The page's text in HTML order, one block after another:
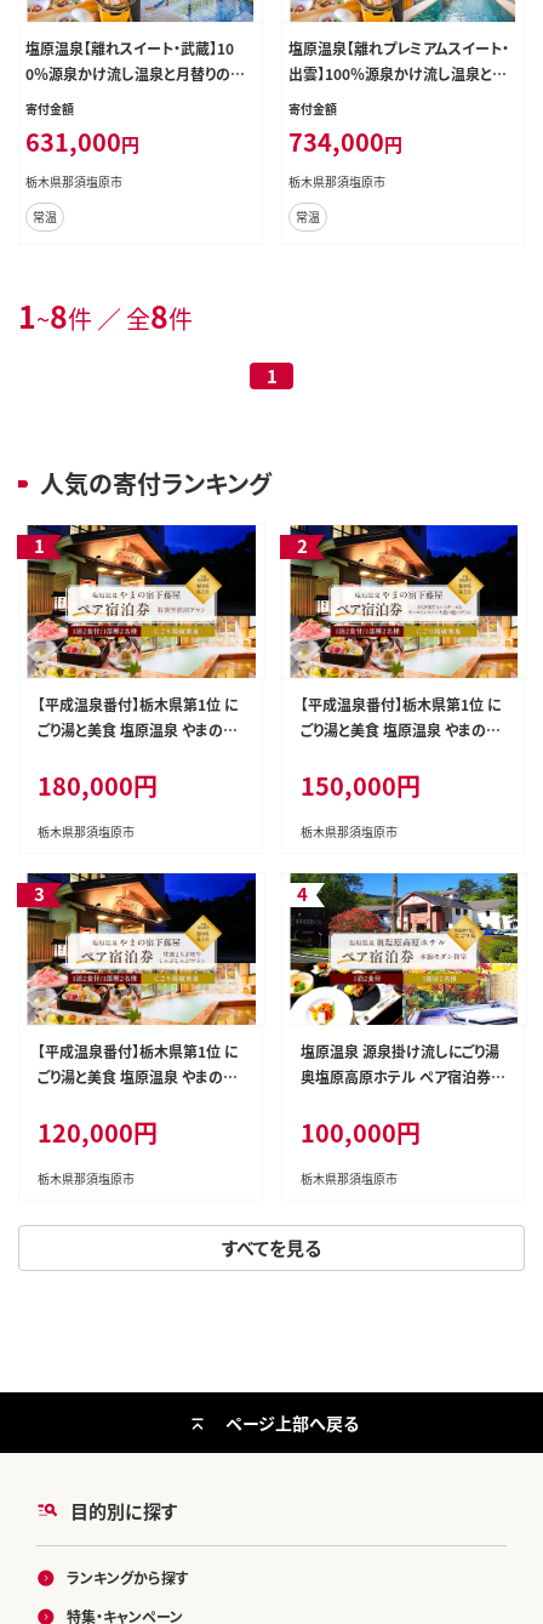
塩原温泉【離れスイート・武蔵】10
0％源泉かけ流し温泉と月替りのこ
だわり懐石コース1泊2食付き・ペア
002
寄付金額
631,000円
栃木県那須塩原市
常温
塩原温泉【離れプレミアムスイート・
出雲】100％源泉かけ流し温泉と月
替りのこだわり懐石コース1泊2食付
ns014-001
寄付金額
734,000円
栃木県那須塩原市
常温
1~8件 ／ 全8件
1
人気の寄付ランキング
すべてを見る
【平成温泉番付】栃木県第1位 に
ごり湯と美食 塩原温泉 やまの宿
と納税ペア宿泊利用券(1泊2食
付き) 54,000円券【 旅行 体験・
チケット 栃木県 那須塩原市 】 n
180,000円
栃木県那須塩原市
【平成温泉番付】栃木県第1位 に
ごり湯と美食 塩原温泉 やまの宿
とサーロインステーキ食べ較べ
プラン ふるさと納税ペア宿泊利
用券(1泊2食付き) 45,000円券【
塩原市 】 ns018-002
150,000円
栃木県那須塩原市
【平成温泉番付】栃木県第1位 に
ごり湯と美食 塩原温泉 やまの宿
ゃぶプラン ふるさと納税ペア宿
泊利用券(1泊2食付き) 36,000
円券【 旅行 体験・チケット 栃木
120,000円
栃木県那須塩原市
塩原温泉 源泉掛け流しにごり湯
奥塩原高原ホテル ペア宿泊券
016-001
100,000円
栃木県那須塩原市
目的別に探す
ランキングから探す
特集・キャンペーン
ページ上部へ戻る